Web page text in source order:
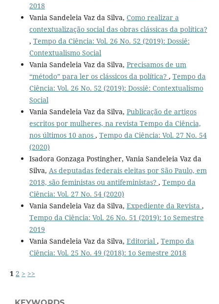
2018
Vania Sandeleia Vaz da Silva, Como realizar a
contextualização social das obras clássicas da política?
, Tempo da Ciência: Vol. 26 No. 52 (2019): Dossiê:
Contextualismo Social
Vania Sandeleia Vaz da Silva, Precisamos de um
“método” para ler os clássicos da política? , Tempo da
Ciência: Vol. 26 No. 52 (2019): Dossiê: Contextualismo
Social
Vania Sandeleia Vaz da Silva, Publicação de artigos
escritos por mulheres, na revista Tempo da Ciência,
nos últimos 10 anos , Tempo da Ciência: Vol. 27 No. 54
(2020)
Isadora Gonzaga Postingher, Vania Sandeleia Vaz da
Silva, As deputadas federais eleitas por São Paulo, em
2018, são feministas ou antifeministas? , Tempo da
Ciência: Vol. 27 No. 54 (2020)
Vania Sandeleia Vaz da Silva, Expediente da Revista ,
Tempo da Ciência: Vol. 26 No. 51 (2019): 1o Semestre
2019
Vania Sandeleia Vaz da Silva, Editorial , Tempo da
Ciência: Vol. 25 No. 49 (2018): 1o Semestre 2018
1 2 > >>